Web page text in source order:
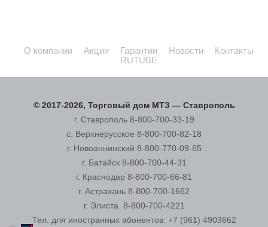
О компании Акции Гарантии Новости
Контакты
RUTUBE
© 2017-2026, Торговый дом МТЗ — Ставрополь
г. Ставрополь 8-800-700-33-19
с. Верхнерусское 8-800-700-82-18
г. Новоаннинский 8-800-770-09-65
г. Батайск 8-800-700-44-31
г. Краснодар 8-800-700-66-81
г. Астрахань 8-800-700-1662
г. Элиста 8-800-700-4221
Тел. для иностранных абонентов: +7 (961) 4903662